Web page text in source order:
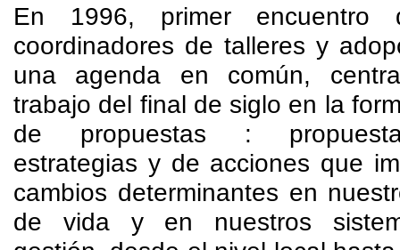
En 1996, primer encuentro
coordinadores de talleres y
una agenda en común,
trabajo del final de siglo en la
de propuestas :
estrategias y de acciones que
cambios determinantes en
de vida y en nuestros